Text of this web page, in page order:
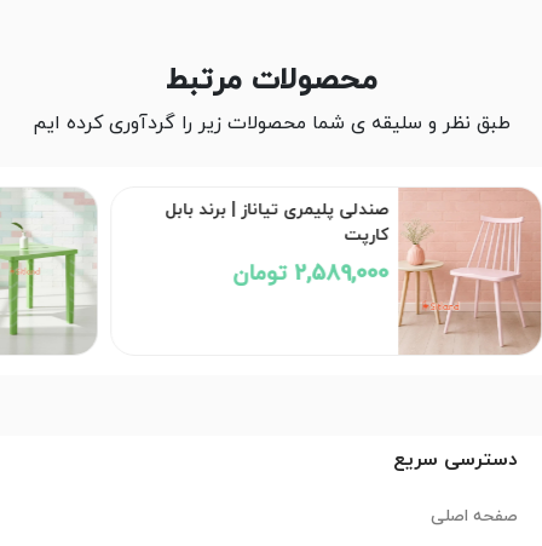
محصولات مرتبط
طبق نظر و سلیقه ی شما محصولات زیر را گردآوری کرده ایم
میز پلاستیکی کد 823 | برند
ناصرپلاستیک
دسترسی سریع
صفحه اصلی